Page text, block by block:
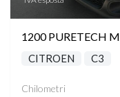
1200 PURETECH
CITROEN C3
Chilometri